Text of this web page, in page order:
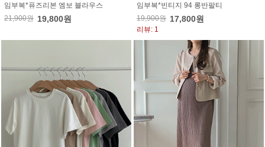
임부복*퓨즈리본 엠보 블라우스
21,900원 19,800원
임부복*빈티지 94 롱반팔티
19,900원 17,800원
리뷰: 1